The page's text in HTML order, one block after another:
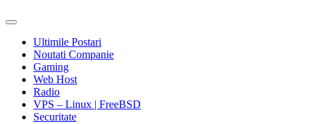
Ultimile Postari
Noutati Companie
Gaming
Web Host
Radio
VPS – Linux | FreeBSD
Securitate